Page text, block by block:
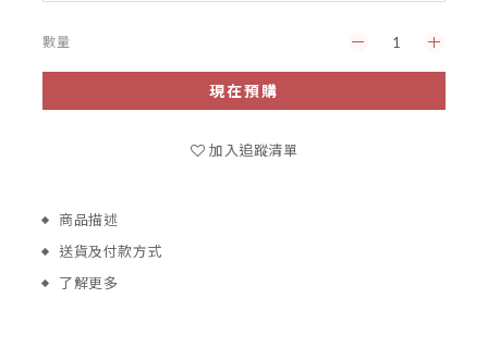
數量
現在預購
加入追蹤清單
商品描述
送貨及付款方式
了解更多